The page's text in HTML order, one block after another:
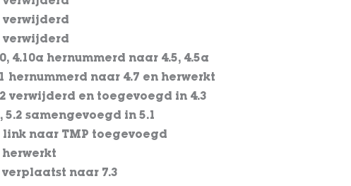
verwijderd
verwijderd
4.10a hernummerd naar 4.5, 4.5a
hernummerd naar 4.7 en herwerkt
verwijderd en toegevoegd in 4.3
5.2 samengevoegd in 5.1
link naar TMP toegevoegd
herwerkt
verplaatst naar 7.3